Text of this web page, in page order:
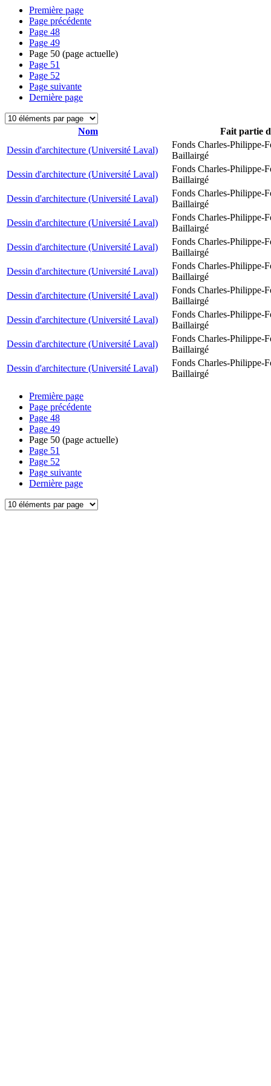
Première page
Page précédente
Page 48
Page 49
Page 50 (page actuelle)
Page 51
Page 52
Page suivante
Dernière page
Nom
Fait partie
Dessin d'architecture (Université Laval)
Fonds Charles-Philippe-
Baillairgé
Dessin d'architecture (Université Laval)
Fonds Charles-Philippe-
Baillairgé
Dessin d'architecture (Université Laval)
Fonds Charles-Philippe-
Baillairgé
Dessin d'architecture (Université Laval)
Fonds Charles-Philippe-
Baillairgé
Dessin d'architecture (Université Laval)
Fonds Charles-Philippe-
Baillairgé
Dessin d'architecture (Université Laval)
Fonds Charles-Philippe-
Baillairgé
Dessin d'architecture (Université Laval)
Fonds Charles-Philippe-
Baillairgé
Dessin d'architecture (Université Laval)
Fonds Charles-Philippe-
Baillairgé
Dessin d'architecture (Université Laval)
Fonds Charles-Philippe-
Baillairgé
Dessin d'architecture (Université Laval)
Fonds Charles-Philippe-
Baillairgé
Première page
Page précédente
Page 48
Page 49
Page 50 (page actuelle)
Page 51
Page 52
Page suivante
Dernière page